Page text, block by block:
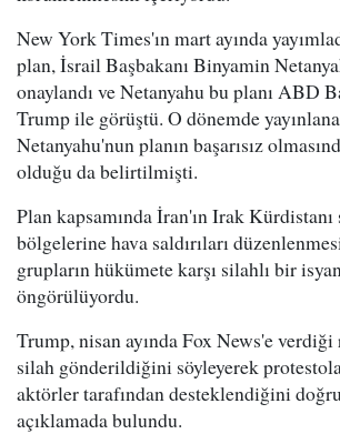
New York Times'ın mart ayında
plan, İsrail Başbakanı Binyamin
onaylandı ve Netanyahu bu planı ABD
Trump ile görüştü. O dönemde
Netanyahu'nun planın başarısız
olduğu da belirtilmişti.
Plan kapsamında İran'ın Irak Kürdistanı
bölgelerine hava saldırıları
grupların hükümete karşı silahlı bir
öngörülüyordu.
Trump, nisan ayında Fox News'e
silah gönderildiğini söyleyerek
aktörler tarafından desteklendiğini
açıklamada bulundu.